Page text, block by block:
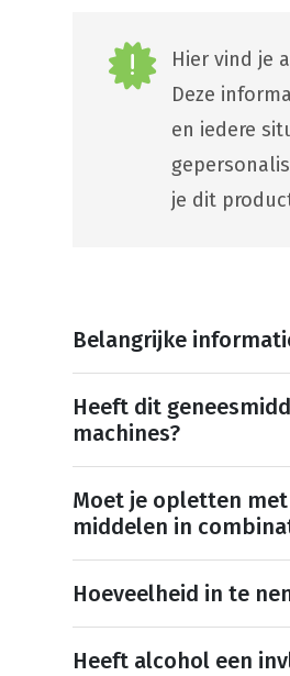
Hier vind je
Deze
en iedere
je dit
Belangrijke
Heeft dit
machines?
Moet je opletten
middelen in
Hoeveelheid in te
Heeft alcohol een